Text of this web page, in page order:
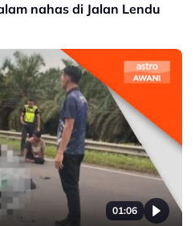
nahas di Jalan Lendu
01:06